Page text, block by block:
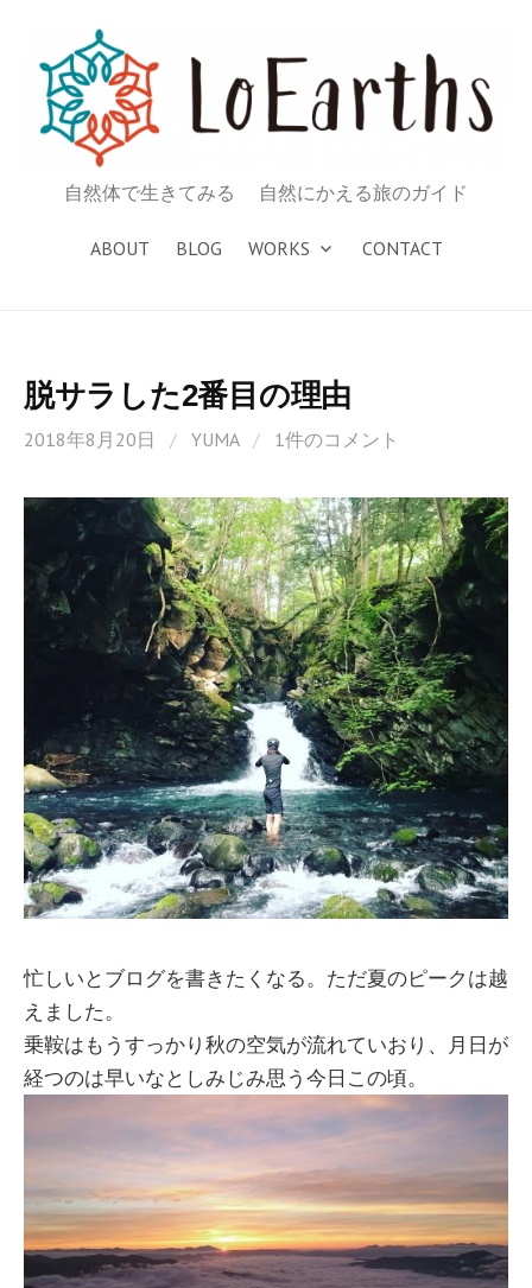
自然体で生きてみる 自然にかえる旅のガイド
ABOUT BLOG WORKS CONTACT
脱サラした2番目の理由
2018年8月20日 / YUMA / 1件のコメント
忙しいとブログを書きたくなる。ただ夏のピークは越
えました。
乗鞍はもうすっかり秋の空気が流れていおり、月日が
経つのは早いなとしみじみ思う今日この頃。